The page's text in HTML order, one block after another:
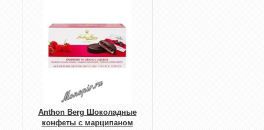
Anthon Berg Шоколадные
конфеты с марципаном